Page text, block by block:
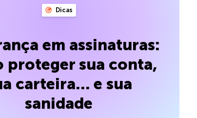
Dicas
em assinaturas:
proteger sua conta,
carteira… e sua
sanidade